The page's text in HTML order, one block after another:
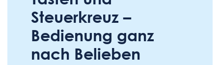
Steuerkreuz –
Bedienung ganz
nach Belieben